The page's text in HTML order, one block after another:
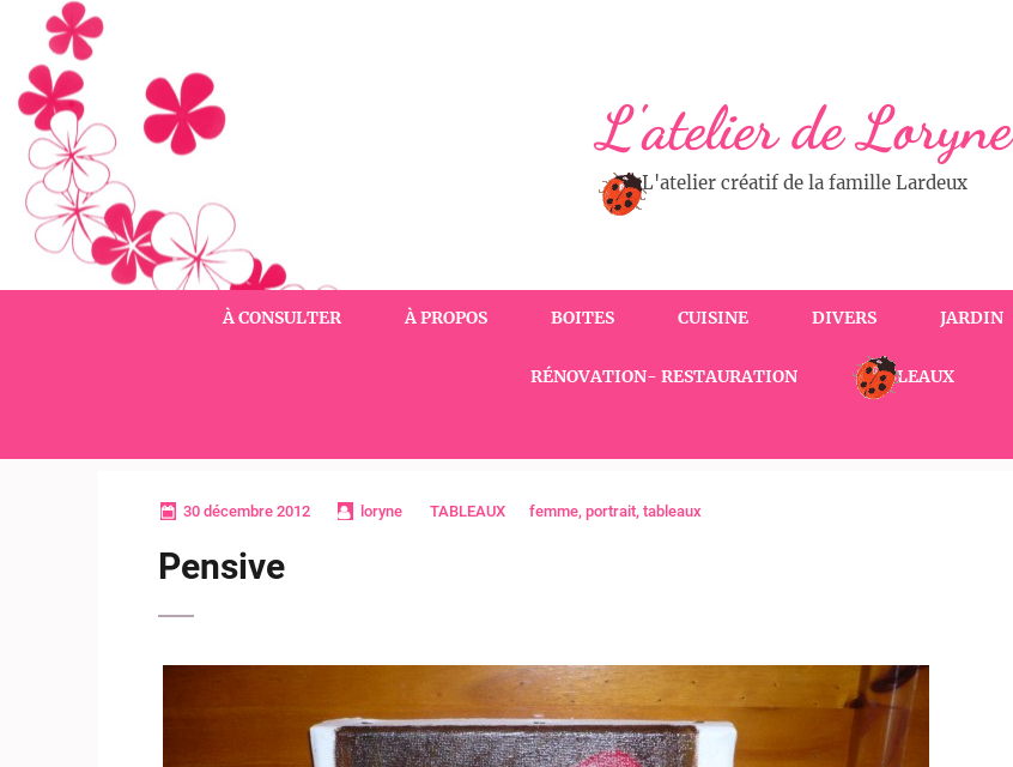
contenu
(Pressez
Entrée)
L'atelier de Loryne
L'atelier créatif de la famille Lardeux
À CONSULTER À PROPOS BOITES CUISINE DIVERS JARDIN
RÉNOVATION- RESTAURATION TABLEAUX
30 décembre 2012 loryne TABLEAUX femme, portrait, tableaux
Pensive